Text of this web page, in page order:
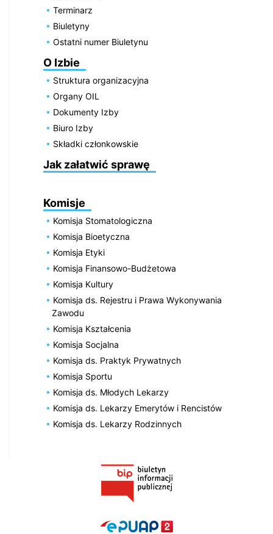
Terminarz
Biuletyny
Ostatni numer Biuletynu
O Izbie
Struktura organizacyjna
Organy OIL
Dokumenty Izby
Biuro Izby
Składki członkowskie
Jak załatwić sprawę
Komisje
Komisja Stomatologiczna
Komisja Bioetyczna
Komisja Etyki
Komisja Finansowo-Budżetowa
Komisja Kultury
Komisja ds. Rejestru i Prawa Wykonywania
Zawodu
Komisja Kształcenia
Komisja Socjalna
Komisja ds. Praktyk Prywatnych
Komisja Sportu
Komisja ds. Młodych Lekarzy
Komisja ds. Lekarzy Emerytów i Rencistów
Komisja ds. Lekarzy Rodzinnych